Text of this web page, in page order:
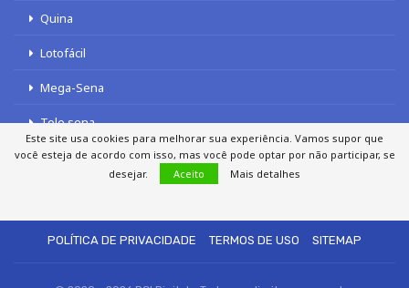
Quina
Lotofácil
Mega-Sena
Tele sena
POLÍTICA DE PRIVACIDADE
TERMOS DE USO SITEMAP
Este site usa cookies para melhorar sua experiência. Vamos supor que
você esteja de acordo com isso, mas você pode optar por não participar, se
desejar.
Aceito Mais detalhes